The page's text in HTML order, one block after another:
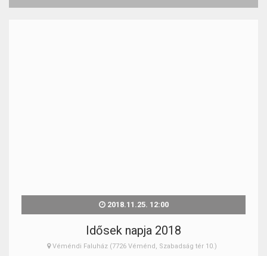
2018.11.25. 12:00
Idősek napja 2018
Véméndi Faluház (7726 Véménd, Szabadság tér 10.)